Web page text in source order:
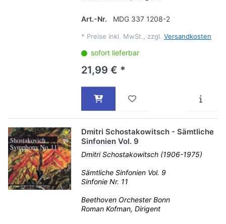
Art.-Nr. MDG 337 1208-2
* Preise inkl. MwSt., zzgl. Versandkosten
sofort lieferbar
21,99 € *
Dmitri Schostakowitsch - Sämtliche
Sinfonien Vol. 9
Dmitri Schostakowitsch (1906-1975)
Sämtliche Sinfonien Vol. 9
Sinfonie Nr. 11
Beethoven Orchester Bonn
Roman Kofman, Dirigent